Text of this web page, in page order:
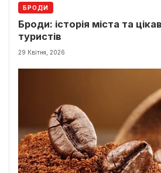
БРОДИ
Броди: історія міста та
туристів
29 Квітня, 2026